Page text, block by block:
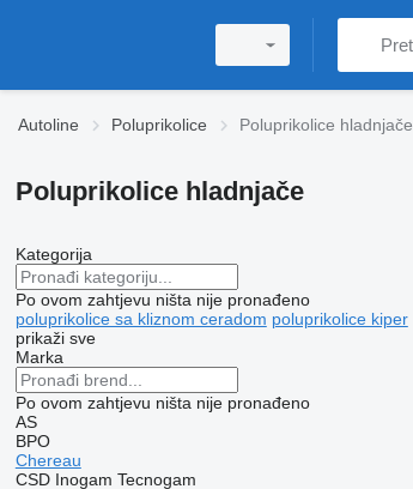
Autoline Poluprikolice Poluprikolice hladnjače
Poluprikolice hladnjače
Kategorija
Po ovom zahtjevu ništa nije pronađeno
poluprikolice sa kliznom ceradom poluprikolice kiper
prikaži sve
Marka
Po ovom zahtjevu ništa nije pronađeno
AS
BPO
Chereau
CSD Inogam Tecnogam